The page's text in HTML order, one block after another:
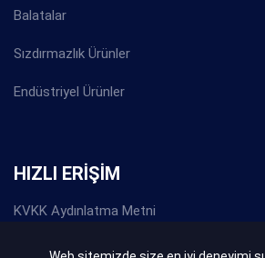
Balatalar
Sızdırmazlık Ürünler
Endüstriyel Ürünler
HIZLI ERİŞİM
KVKK Aydınlatma Metni
Gizlilik Politikası